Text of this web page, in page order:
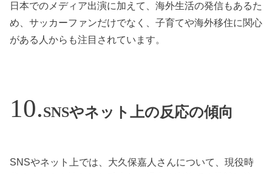
日本でのメディア出演に加えて、海外生活の発信もあるた
め、サッカーファンだけでなく、子育てや海外移住に関心
がある人からも注目されています。
SNSやネット上の反応の傾向
SNSやネット上では、大久保嘉人さんについて、現役時